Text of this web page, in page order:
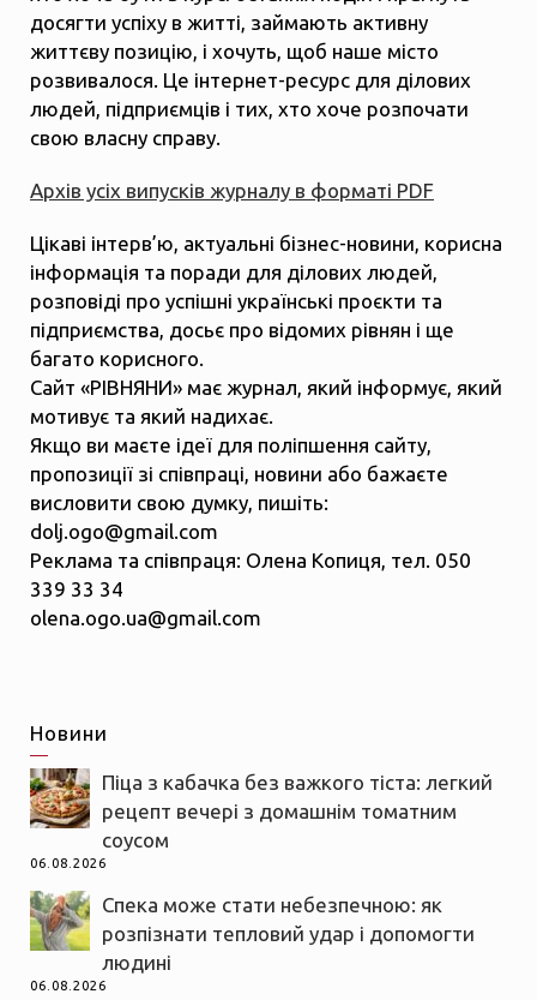
досягти успіху в житті, займають активну
життєву позицію, і хочуть, щоб наше місто
розвивалося. Це інтернет-ресурс для ділових
людей, підприємців і тих, хто хоче розпочати
свою власну справу.
Архів усіх випусків журналу в форматі PDF
Цікаві інтерв’ю, актуальні бізнес-новини, корисна
інформація та поради для ділових людей,
розповіді про успішні українські проєкти та
підприємства, досьє про відомих рівнян і ще
багато корисного.
Сайт «РІВНЯНИ» має журнал, який інформує, який
мотивує та який надихає.
Якщо ви маєте ідеї для поліпшення сайту,
пропозиції зі співпраці, новини або бажаєте
висловити свою думку, пишіть:
dolj.ogo@gmail.com
Реклама та співпраця: Олена Копиця, тел. 050
339 33 34
olena.ogo.ua@gmail.com
Новини
Піца з кабачка без важкого тіста: легкий
рецепт вечері з домашнім томатним
соусом
06.08.2026
Спека може стати небезпечною: як
розпізнати тепловий удар і допомогти
людині
06.08.2026